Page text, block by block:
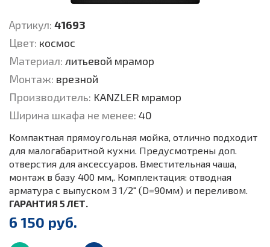
Артикул: 41693
Цвет: космос
Материал: литьевой мрамор
Монтаж: врезной
Производитель: KANZLER мрамор
Ширина шкафа не менее: 40
Компактная прямоугольная мойка, отлично подходит
для малогабаритной кухни. Предусмотрены доп.
отверстия для аксессуаров. Вместительная чаша,
монтаж в базу 400 мм,. Комплектация: отводная
арматура с выпуском 3 1/2" (D=90мм) и переливом.
ГАРАНТИЯ 5 ЛЕТ.
6 150 руб.